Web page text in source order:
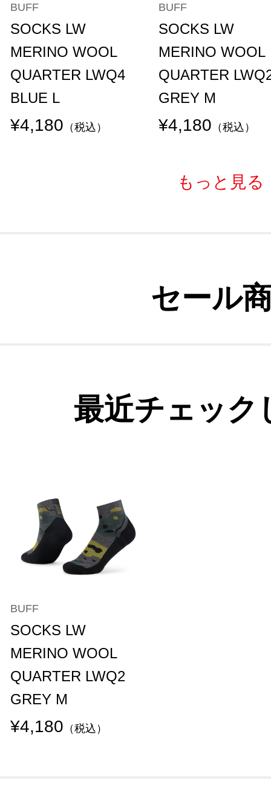
BUFF
SOCKS LW
MERINO WOOL
QUARTER LWQ4
BLUE L
¥4,180 （税込）
BUFF
SOCKS LW
MERINO WOOL
QUARTER
GREY M
¥4,180 （税込）
もっと見る
セール
最近チェック
BUFF
SOCKS LW
MERINO WOOL
QUARTER LWQ2
GREY M
¥4,180 （税込）